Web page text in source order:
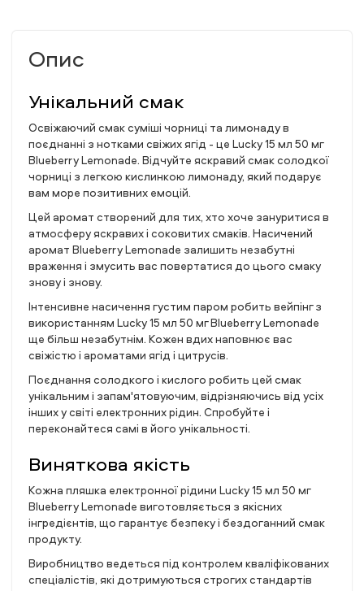
Опис
Унікальний смак
Освіжаючий смак суміші чорниці та лимонаду в
поєднанні з нотками свіжих ягід - це Lucky 15 мл 50 мг
Blueberry Lemonade. Відчуйте яскравий смак солодкої
чорниці з легкою кислинкою лимонаду, який подарує
вам море позитивних емоцій.
Цей аромат створений для тих, хто хоче зануритися в
атмосферу яскравих і соковитих смаків. Насичений
аромат Blueberry Lemonade залишить незабутні
враження і змусить вас повертатися до цього смаку
знову і знову.
Інтенсивне насичення густим паром робить вейпінг з
використанням Lucky 15 мл 50 мг Blueberry Lemonade
ще більш незабутнім. Кожен вдих наповнює вас
свіжістю і ароматами ягід і цитрусів.
Поєднання солодкого і кислого робить цей смак
унікальним і запам'ятовуючим, відрізняючись від усіх
інших у світі електронних рідин. Спробуйте і
переконайтеся самі в його унікальності.
Виняткова якість
Кожна пляшка електронної рідини Lucky 15 мл 50 мг
Blueberry Lemonade виготовляється з якісних
інгредієнтів, що гарантує безпеку і бездоганний смак
продукту.
Виробництво ведеться під контролем кваліфікованих
спеціалістів, які дотримуються строгих стандартів